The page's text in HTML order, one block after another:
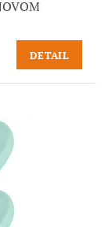
DETAIL